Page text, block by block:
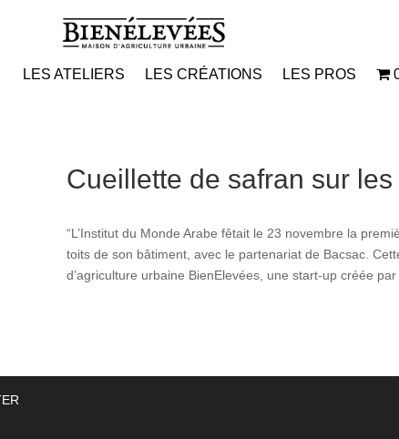
LES ATELIERS LES CRÉATIONS LES PROS
Cueillette de safran sur les
“L’Institut du Monde Arabe fêtait le 23 novembre la
toits de son bâtiment, avec le partenariat de Bacsac.
d’agriculture urbaine BienElevées, une start-up créée